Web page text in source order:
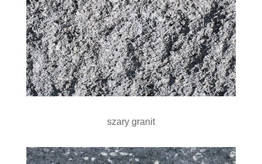
szary granit